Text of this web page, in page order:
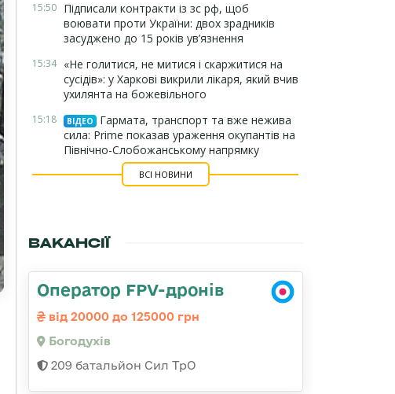
15:50 Підписали контракти із зс рф, щоб
воювати проти України: двох зрадників
засуджено до 15 років ув’язнення
15:34 «Не голитися, не митися і скаржитися на
сусідів»: у Харкові викрили лікаря, який вчив
ухилянта на божевільного
15:18 ВІДЕО
Гармата, транспорт та вже нежива
сила: Prime показав ураження окупантів на
Північно-Слобожанському напрямку
ВСІ НОВИНИ
ВАКАНСІЇ
Оператор FPV-дронів
від 20000 до 125000 грн
Богодухів
209 батальйон Сил ТрО